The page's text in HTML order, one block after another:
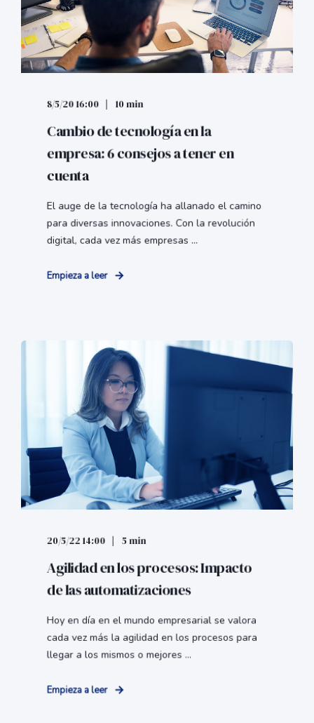
8/5/20 16:00 10 min
Cambio de tecnología en la
empresa: 6 consejos a tener en
cuenta
El auge de la tecnología ha allanado el camino
para diversas innovaciones. Con la revolución
digital, cada vez más empresas ...
Empieza a leer
20/5/22 14:00 5 min
Agilidad en los procesos: Impacto
de las automatizaciones
Hoy en día en el mundo empresarial se valora
cada vez más la agilidad en los procesos para
llegar a los mismos o mejores ...
Empieza a leer